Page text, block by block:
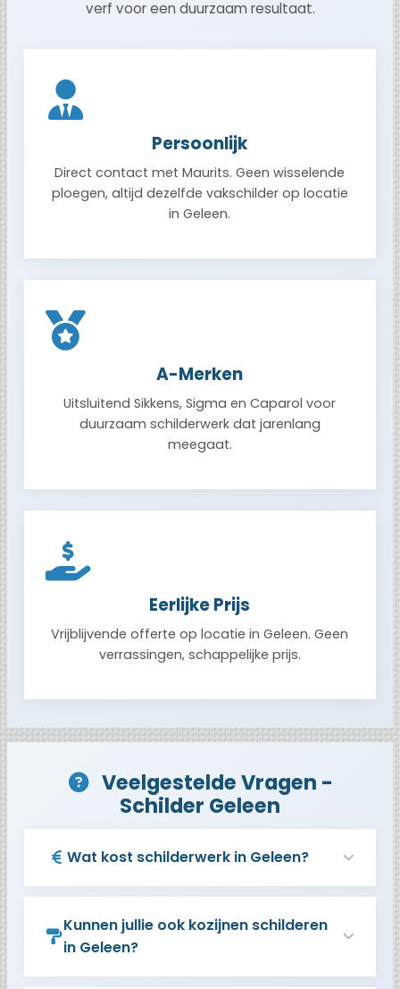
verf voor een duurzaam resultaat.
Persoonlijk
Direct contact met Maurits. Geen wisselende
ploegen, altijd dezelfde vakschilder op locatie
in Geleen.
A-Merken
Uitsluitend Sikkens, Sigma en Caparol voor
duurzaam schilderwerk dat jarenlang
meegaat.
Eerlijke Prijs
Vrijblijvende offerte op locatie in Geleen. Geen
verrassingen, schappelijke prijs.
Veelgestelde Vragen -
Schilder Geleen
Wat kost schilderwerk in Geleen?
Kunnen jullie ook kozijnen schilderen
in Geleen?